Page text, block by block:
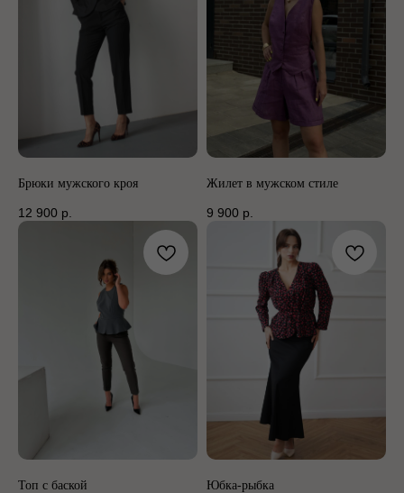
Брюки мужского кроя
12 900 р.
Жилет в мужском стиле
9 900 р.
Топ с баской Юбка-рыбка